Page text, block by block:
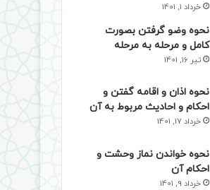
خرداد 1, 1401
نحوه وضو گرفتن بصورت
کامل و مرحله به مرحله
تیر 16, 1401
نحوه اذان و اقامه گفتن و
احکام و احادیث مربوط به آن
خرداد 17, 1401
نحوه خواندن نماز وحشت و
احکام آن
خرداد 9, 1401